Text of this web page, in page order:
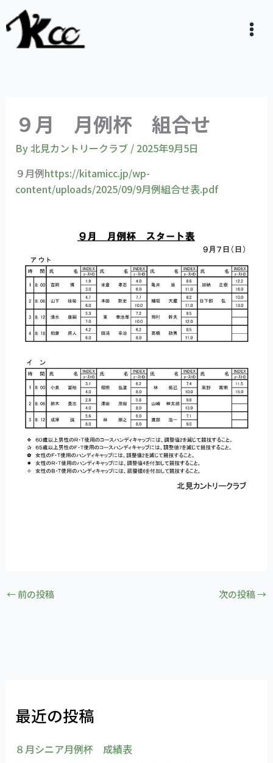
容
最近の投稿
８月シニア月例杯 成績表
９月 月例杯 組合せ
By北見カントリークラブ / 2025年9月5日
９月例https://kitamicc.jp/wp-
content/uploads/2025/09/9月例組合せ表.pdf
←前の投稿 次の投稿→